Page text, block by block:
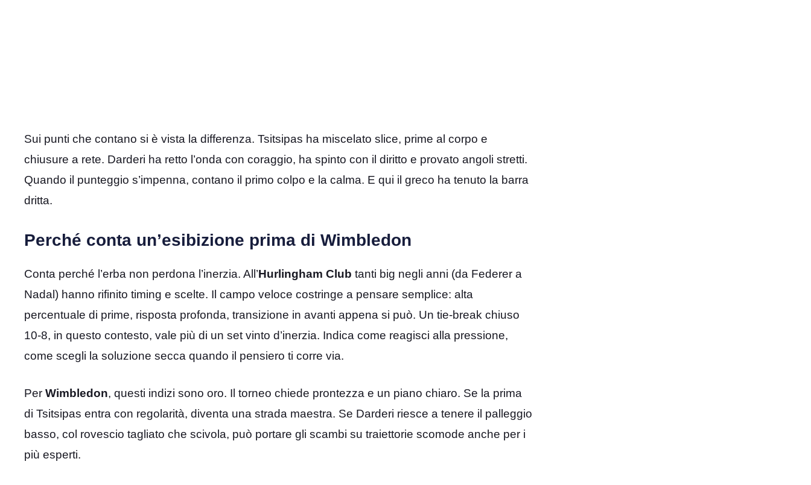
Sui punti che contano si è vista la differenza. Tsitsipas ha miscelato slice, prime al corpo e
chiusure a rete. Darderi ha retto l’onda con coraggio, ha spinto con il diritto e provato angoli stretti.
Quando il punteggio s’impenna, contano il primo colpo e la calma. E qui il greco ha tenuto la barra
dritta.
Perché conta un’esibizione prima di Wimbledon
Conta perché l’erba non perdona l’inerzia. All’Hurlingham Club tanti big negli anni (da Federer a
Nadal) hanno rifinito timing e scelte. Il campo veloce costringe a pensare semplice: alta
percentuale di prime, risposta profonda, transizione in avanti appena si può. Un tie-break chiuso
10-8, in questo contesto, vale più di un set vinto d’inerzia. Indica come reagisci alla pressione,
come scegli la soluzione secca quando il pensiero ti corre via.
Per Wimbledon, questi indizi sono oro. Il torneo chiede prontezza e un piano chiaro. Se la prima
di Tsitsipas entra con regolarità, diventa una strada maestra. Se Darderi riesce a tenere il palleggio
basso, col rovescio tagliato che scivola, può portare gli scambi su traiettorie scomode anche per i
più esperti.